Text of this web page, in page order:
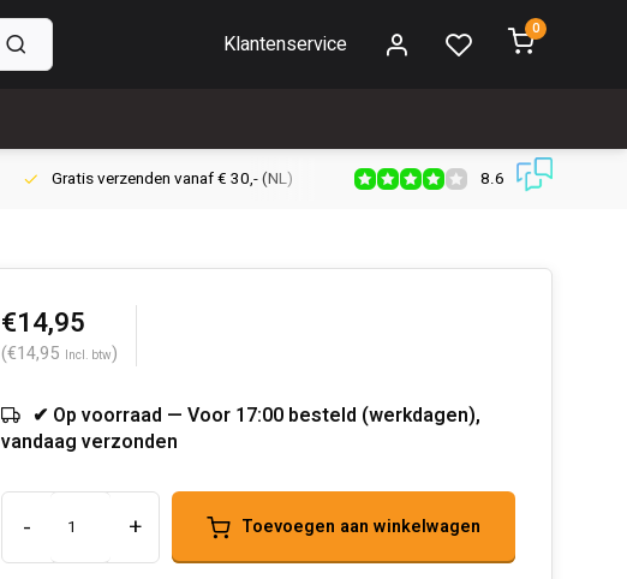
Klantenservice
0
Gratis verzenden vanaf € 30,- (NL) Verzendkosten € 2,95 (NL)
8.6
€14,95
(€14,95 Incl. btw)
✔ Op voorraad — Voor 17:00 besteld (werkdagen),
vandaag verzonden
- + Toevoegen aan winkelwagen